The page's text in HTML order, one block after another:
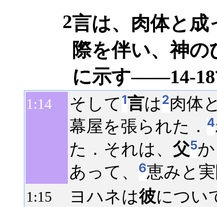
2言は、肉体と
際を伴い、神
に示す――14-
1:14 そして 1言は2肉体
幕屋を張られた． 4
た．それは、 父5
あって、
6恵みと
1:15 ヨハネは彼につい